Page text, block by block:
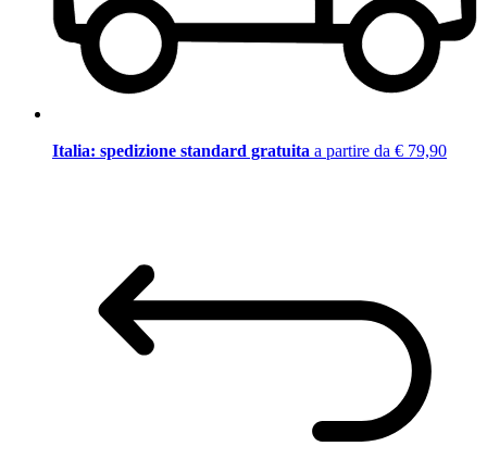
Italia: spedizione standard gratuita a partire da € 79,90